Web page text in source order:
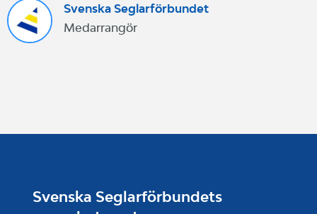
Svenska Seglarförbundet
Medarrangör
Svenska Seglarförbundets